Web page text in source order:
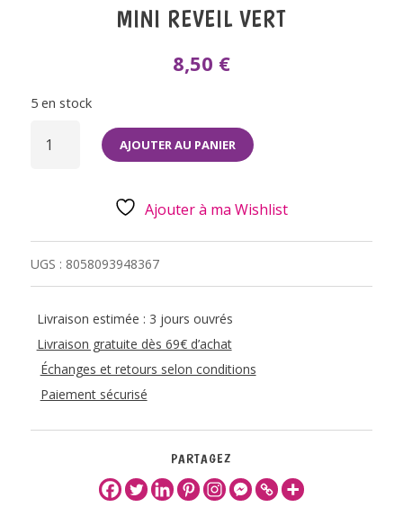
MINI REVEIL VERT
8,50 €
5 en stock
DE
MINI AJOUTER AU PANIER
Ajouter à ma Wishlist
UGS : 8058093948367
Livraison estimée : 3 jours ouvrés
Livraison gratuite dès 69€ d’achat
Échanges et retours selon conditions
Paiement sécurisé
PARTAGEZ